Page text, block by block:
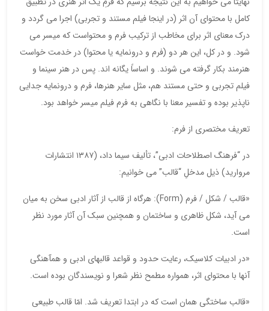
کامل با محتوای آن اثر (در اینجا فیلم مستند و تجربی) اجرا می گردد و
درک معنای اثر برای مخاطب از ترکیب فرم و محتواست که میسر می
شود. و در کل، این هر دو (فرم و درونمایه یا محتوا) در خدمت خواست
هنرمند بکار گرفته می شوند. و اساساً یگانه اند. پس در هنر سینما و
فیلم تجربی و حتی مستند هم، مثل سایر هنرها، فرم و درونمایه جدایی
ناپذیر بوده و تفسیر معنا با نگاهی به فرم فیلم میسر خواهد بود.
تعریف مختصری از فرم:
در “فرهنگ اصطلاحات ادبی”، تألیف سیما داد، (۱۳۸۷ انتشارات
مروارید) ذیل مدخلِ “قالب” می خوانیم:
«قالب / شکل / فرم (Form): هرگاه از قالب از آثار ادبی سخن به میان
می آید، شکل ظاهری و ساختمان و همچنین سبک آن آثار مورد نظر
است.
«در ادبیات کلاسیک، رعایت حدود و قواعد قالبهای ادبی و همآهنگی
آنها با محتوای اثر، همواره مطمح نظر شعرا و نویسندگان بوده است.
«قالب ساختگی همان است که در ابتدا تعریف شد. امّا قالب طبیعی